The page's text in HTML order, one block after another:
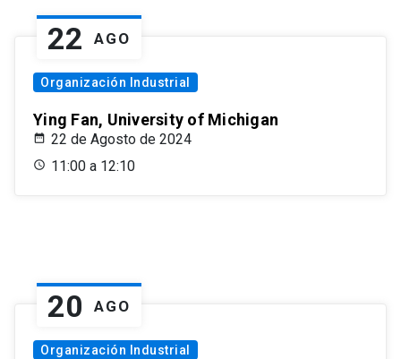
22 AGO
Organización Industrial
Ying Fan, University of Michigan
22 de Agosto de 2024
11:00 a 12:10
20 AGO
Organización Industrial